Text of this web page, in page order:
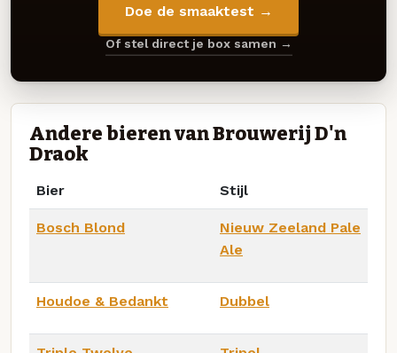
Doe de smaaktest →
Of stel direct je box samen →
Andere bieren van Brouwerij D'n
Draok
Bier Stijl
Bosch Blond
Nieuw Zeeland Pale
Ale
Houdoe & Bedankt Dubbel